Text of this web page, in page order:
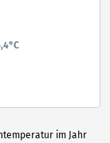
im Jahr